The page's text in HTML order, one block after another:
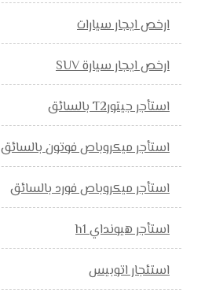
ارخص ايجار سيارات
ارخص ايجار سيارة SUV
استأجر جيتورT2 بالسائق
استأجر ميكروباص فوتون بالسائق
استأجر ميكروباص فورد بالسائق
استأجر هيونداي h1
استئجار اتوبيس